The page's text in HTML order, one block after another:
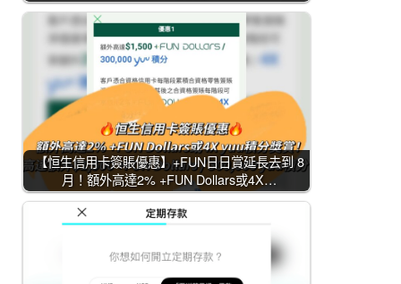
【恒生信用卡簽賬優惠】+FUN日日賞延長去到 8
月！額外高達2% +FUN Dollars或4X…